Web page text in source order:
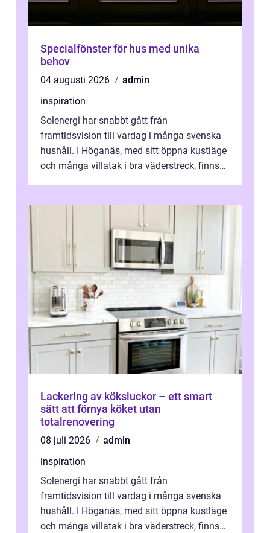
Specialfönster för hus med unika
behov
04 augusti 2026
admin
inspiration
Solenergi har snabbt gått från
framtidsvision till vardag i många svenska
hushåll. I Höganäs, med sitt öppna kustläge
och många villatak i bra väderstreck, finns
Lackering av köksluckor – ett smart
sätt att förnya köket utan
totalrenovering
08 juli 2026
admin
inspiration
Solenergi har snabbt gått från
framtidsvision till vardag i många svenska
hushåll. I Höganäs, med sitt öppna kustläge
och många villatak i bra väderstreck, finns